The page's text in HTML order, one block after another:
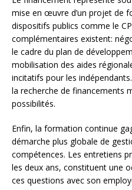
mise en œuvre d’un projet de
dispositifs publics comme le
complémentaires existent:
le cadre du plan de
mobilisation des aides
incitatifs pour les
la recherche de financements
possibilités.
Enfin, la formation continue
démarche plus globale de
compétences. Les entretiens
les deux ans, constituent une
ces questions avec son